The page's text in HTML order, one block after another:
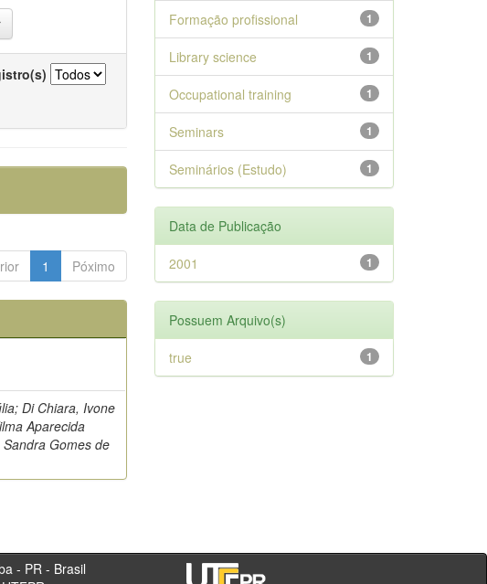
1 Póximo
Di Chiara, Ivone
Aparecida
Gomes de
1
Formação profissional
1
Library science
1
Occupational training
1
Seminars
1
Seminários (Estudo)
Data de Publicação
1
2001
Possuem Arquivo(s)
1
true
Curitiba - PR - Brasil